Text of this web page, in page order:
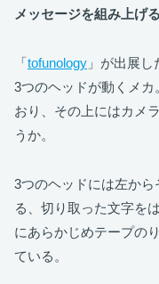
メッセージを組み上げる
「tofunology 」が出展
3つのヘッドが動くメ
おり、その上にはカメ
うか。
3つのヘッドには左か
る、切り取った文字を
にあらかじめテープの
ている。